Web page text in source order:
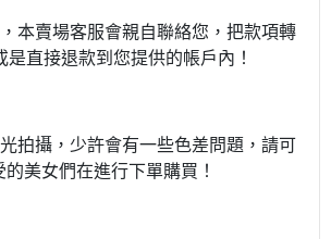
本賣場客服會親自聯絡您，把款項轉
是直接退款到您提供的帳戶內！
拍攝，少許會有一些色差問題，請可
美女們在進行下單購買！